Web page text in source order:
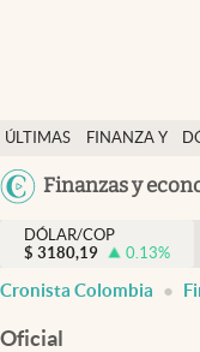
ÚLTIMAS
NOTICIAS
FINANZA Y
Finanzas y
Salud y nutrición
Vida espiritual
Actualidad
DÓLAR/COP
$ 3180,19 0.13%
Cronista Colombia
Oficial